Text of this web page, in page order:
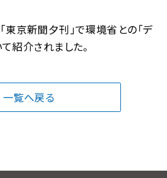
東京新聞夕刊」で環境省との「デ
紹介されました。
一覧へ戻る